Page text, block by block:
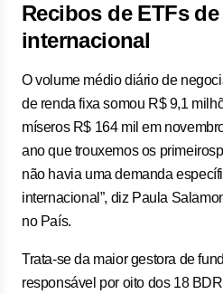
Recibos de ETFs
internacional
O volume médio diário de
de renda fixa somou R$ 9,1
míseros R$ 164 mil em
ano que trouxemos os
não havia uma demanda
internacional”, diz Paula
no País.
Trata-se da maior gestora de
responsável por oito dos 18